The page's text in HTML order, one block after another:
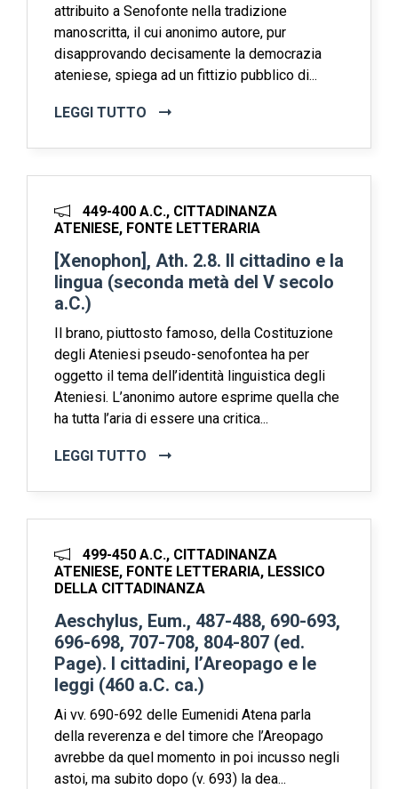
attribuito a Senofonte nella tradizione
manoscritta, il cui anonimo autore, pur
disapprovando decisamente la democrazia
ateniese, spiega ad un fittizio pubblico di...
LEGGI TUTTO
449-400 A.C., CITTADINANZA
ATENIESE, FONTE LETTERARIA
[Xenophon], Ath. 2.8. Il cittadino e la
lingua (seconda metà del V secolo
a.C.)
Il brano, piuttosto famoso, della Costituzione
degli Ateniesi pseudo-senofontea ha per
oggetto il tema dell’identità linguistica degli
Ateniesi. L’anonimo autore esprime quella che
ha tutta l’aria di essere una critica...
LEGGI TUTTO
499-450 A.C., CITTADINANZA
ATENIESE, FONTE LETTERARIA, LESSICO
DELLA CITTADINANZA
Aeschylus, Eum., 487-488, 690-693,
696-698, 707-708, 804-807 (ed.
Page). I cittadini, l’Areopago e le
leggi (460 a.C. ca.)
Ai vv. 690-692 delle Eumenidi Atena parla
della reverenza e del timore che l’Areopago
avrebbe da quel momento in poi incusso negli
astoi, ma subito dopo (v. 693) la dea...